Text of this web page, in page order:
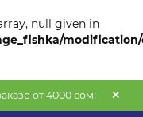
null given in
от 4000 сом!